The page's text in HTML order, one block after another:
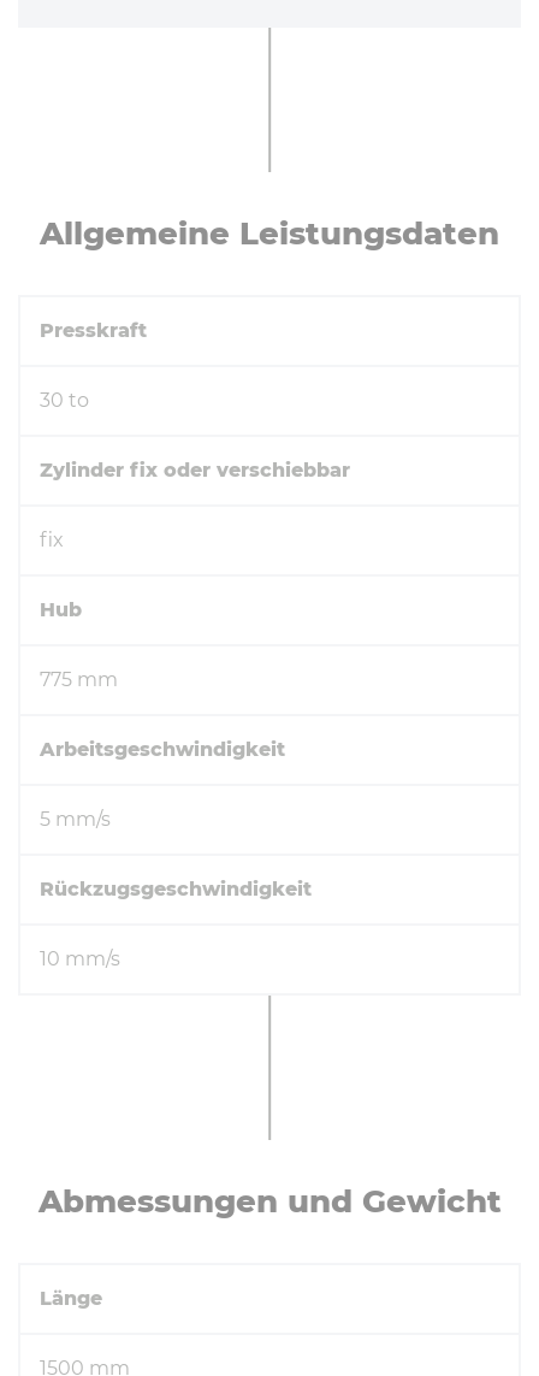
All­ge­mei­ne Leis­tungs­da­ten
Presskraft
30 to
Zylinder fix oder verschiebbar
fix
Hub
775 mm
Arbeitsgeschwindigkeit
5 mm/s
Rückzugsgeschwindigkeit
10 mm/s
Ab­mes­sun­gen und Gewicht
Länge
1500 mm